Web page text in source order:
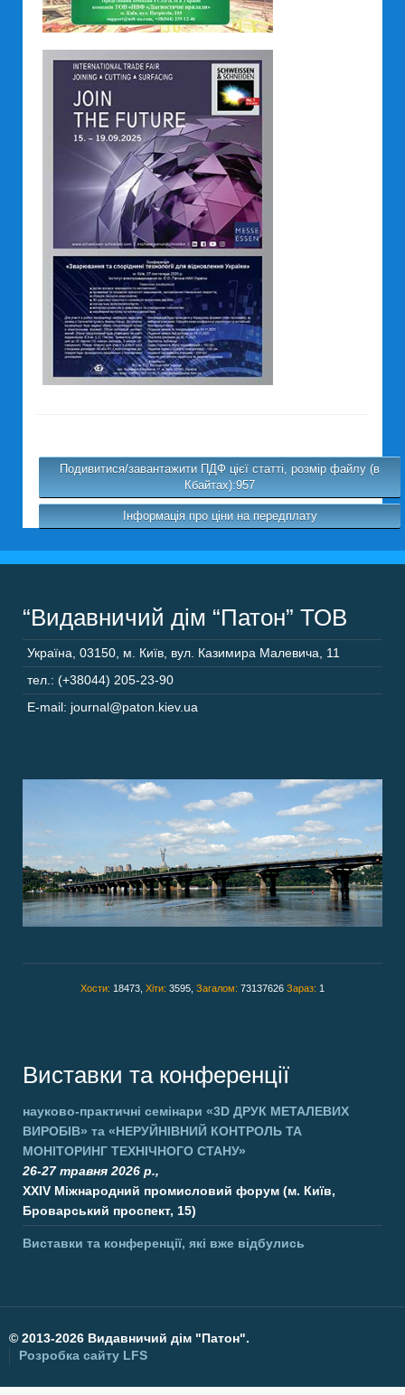
Подивитися/завантажити ПДФ цієї статті, розмір файлу (в
Кбайтах):957
Інформація про ціни на передплату
“Видавничий дім “Патон” ТОВ
Україна 03150 м. Київ, вул. Казимира Малевича, 11
тел.: (+38044) 205-23-90
E-mail: journal@paton.kiev.ua
Хости: 18473, Хіти: 3595, Загалом: 73137626 Зараз: 1
Виставки та конференції
науково-практичні семінари «3D ДРУК МЕТАЛЕВИХ
ВИРОБІВ» та «НЕРУЙНІВНИЙ КОНТРОЛЬ ТА
МОНІТОРИНГ ТЕХНІЧНОГО СТАНУ»
26-27 травня 2026 р.,
XXIV Міжнародний промисловий форум (м. Київ,
Броварський проспект, 15)
Виставки та конференції, які вже відбулись
© 2013-2026 Видавничий дім "Патон".
Розробка сайту LFS